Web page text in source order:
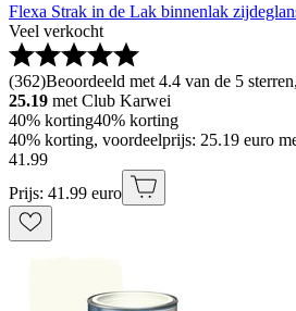
Flexa Strak in de Lak binnenlak
Veel verkocht
(362)Beoordeeld met 4.4 van de 5
25.19 met Club Karwei
40% korting40% korting
40% korting, voordeelprijs: 25.19 euro
41 .99
Prijs: 41.99 euro